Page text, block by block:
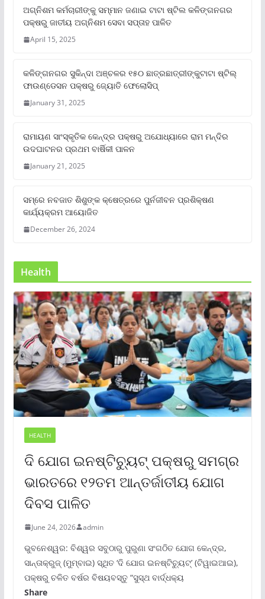
ଅଗ୍ନିଶମ କର୍ମଚାରୀଙ୍କୁ ସମ୍ମାନ ଜଣାଇ ଟାଟା ଷ୍ଟିଲ କଳିଙ୍ଗନଗର
ପକ୍ଷରୁ ଜାତୀୟ ଅଗ୍ନିଶମ ସେବା ସପ୍ତାହ ପାଳିତ
April 15, 2025
କଳିଙ୍ଗନଗର ସୁକିନ୍ଦା ଅଞ୍ଚଳର ୧୫୦ ଛାତ୍ରଛାତ୍ରୀଙ୍କୁଟାଟା ଷ୍ଟିଲ୍
ଫାଉଣ୍ଡେସନ ପକ୍ଷରୁ ଜ୍ୟୋତି ଫେଲୋସିପ୍‌
January 31, 2025
ରାମାୟଣ ସାଂସ୍କୃତିକ କେନ୍ଦ୍ର ପକ୍ଷରୁ ଅଯୋଧ୍ୟାରେ ରାମ ମନ୍ଦିର
ଉଦଘାଟନର ପ୍ରଥମ ବାର୍ଷିକୀ ପାଳନ
January 21, 2025
ସମ୍‌ରେ ନବଜାତ ଶିଶୁଙ୍କ କ୍ଷେତ୍ରରେ ପୁର୍ନଜୀବନ ପ୍ରଶିକ୍ଷଣ
କାର୍ଯ୍ୟକ୍ରମ ଆୟୋଜିତ
December 26, 2024
Health
HEALTH
ଦି ଯୋଗ ଇନଷ୍ଟିଚ୍ୟୁଟ୍ ପକ୍ଷରୁ ସମଗ୍ର
ଭାରତରେ ୧୨ତମ ଆନ୍ତର୍ଜାତୀୟ ଯୋଗ
ଦିବସ ପାଳିତ
June 24, 2026 admin
ଭୁବନେଶ୍ୱର: ବିଶ୍ୱର ସବୁଠାରୁ ପୁରୁଣା ସଂଗଠିତ ଯୋଗ କେନ୍ଦ୍ର,
ସାନ୍ତାକ୍ରୁଜ୍ (ମୁମ୍ବାଇ) ସ୍ଥିତ ‘ଦି ଯୋଗ ଇନଷ୍ଟିଚ୍ୟୁଟ୍‌’ (ଟିୱାଇଆଇ),
ପକ୍ଷରୁ ଚଳିତ ବର୍ଷର ବିଷୟବସ୍ତୁ “ସୁସ୍ଥ ବାର୍ଦ୍ଧକ୍ୟ
Share